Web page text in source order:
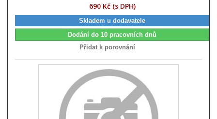
690 Kč (s DPH)
Skladem u dodavatele
Dodání do 10 pracovních dnů
Přidat k porovnání